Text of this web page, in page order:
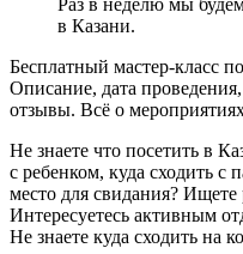
в Казани.
Бесплатный мастер-класс
Описание, дата
отзывы. Всё о
Не знаете что посетить в
с ребенком, куда сходить
место для свидания?
Интересуетесь активным
Не знаете куда сходить на